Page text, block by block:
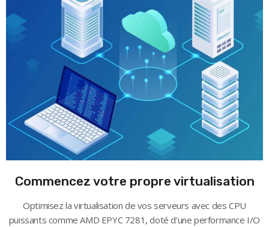
Commencez votre propre virtualisation
Optimisez la virtualisation de vos serveurs avec des CPU
puissants comme AMD EPYC 7281, doté d’une performance I/O